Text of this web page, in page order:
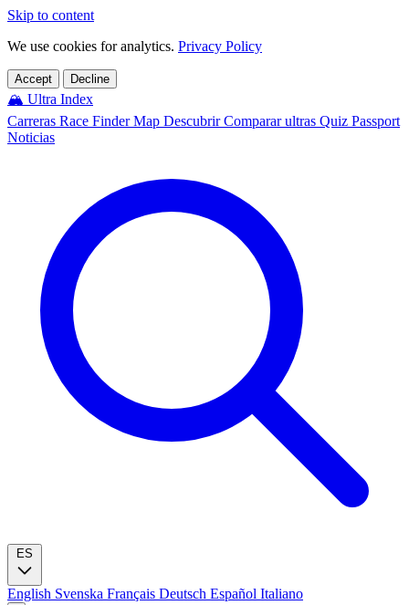
Skip to content
We use cookies for analytics. Privacy Policy
Accept Decline
🏔️ Ultra Index
Carreras Race FinderMap DescubrirComparar ultras Quiz Passport
Noticias
English Svenska Français Deutsch Español Italiano